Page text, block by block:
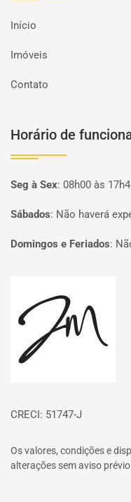
Início
Imóveis
Contato
Horário de
Seg à Sex: 08h00 às
Sábados: Não haverá
Domingos e Feriados:
CRECI: 51747-J
Os valores, condições e
alterações sem aviso prévio.